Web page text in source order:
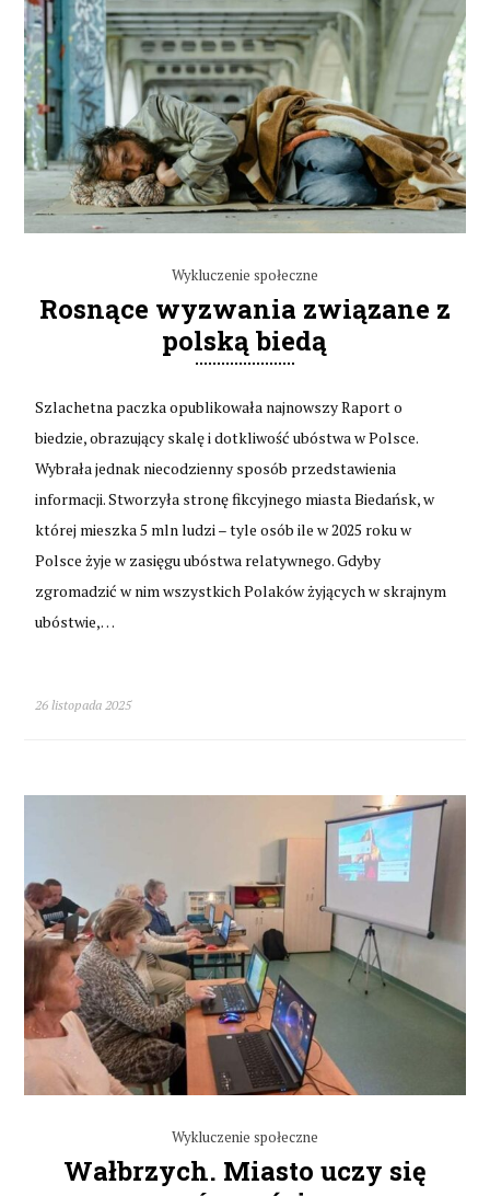
Wykluczenie społeczne
Rosnące wyzwania związane z
polską biedą
Szlachetna paczka opublikowała najnowszy Raport o
biedzie, obrazujący skalę i dotkliwość ubóstwa w Polsce.
Wybrała jednak niecodzienny sposób przedstawienia
informacji. Stworzyła stronę fikcyjnego miasta Biedańsk, w
której mieszka 5 mln ludzi – tyle osób ile w 2025 roku w
Polsce żyje w zasięgu ubóstwa relatywnego. Gdyby
zgromadzić w nim wszystkich Polaków żyjących w skrajnym
ubóstwie,…
26 listopada 2025
Wykluczenie społeczne
Wałbrzych. Miasto uczy się